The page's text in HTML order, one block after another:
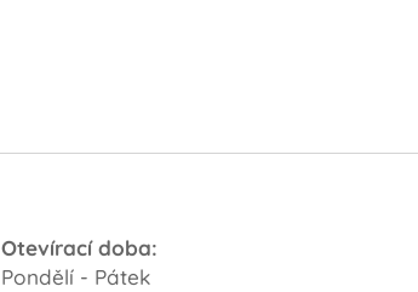
Otevírací doba:
Pondělí - Pátek